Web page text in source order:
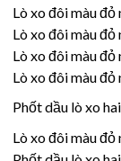
Lò xo đôi màu
Lò xo đôi màu
Lò xo đôi màu
Lò xo đôi màu
Phốt dầu lò xo
Lò xo đôi màu